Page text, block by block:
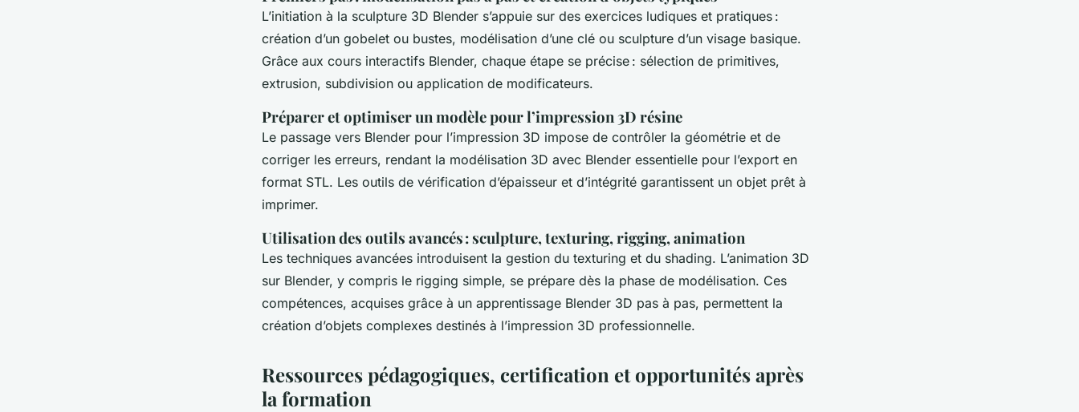
L’initiation à la sculpture 3D Blender s’appuie sur des exercices ludiques et pratiques :
création d’un gobelet ou bustes, modélisation d’une clé ou sculpture d’un visage basique.
Grâce aux cours interactifs Blender, chaque étape se précise : sélection de primitives,
extrusion, subdivision ou application de modificateurs.
Préparer et optimiser un modèle pour l’impression 3D résine
Le passage vers Blender pour l’impression 3D impose de contrôler la géométrie et de
corriger les erreurs, rendant la modélisation 3D avec Blender essentielle pour l’export en
format STL. Les outils de vérification d’épaisseur et d’intégrité garantissent un objet prêt à
imprimer.
Utilisation des outils avancés : sculpture, texturing, rigging, animation
Les techniques avancées introduisent la gestion du texturing et du shading. L’animation 3D
sur Blender, y compris le rigging simple, se prépare dès la phase de modélisation. Ces
compétences, acquises grâce à un apprentissage Blender 3D pas à pas, permettent la
création d’objets complexes destinés à l’impression 3D professionnelle.
Ressources pédagogiques, certification et opportunités après
la formation